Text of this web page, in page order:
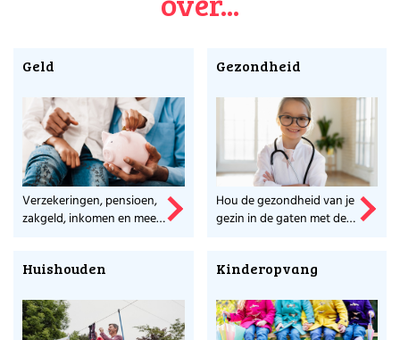
Geld
Verzekeringen, pensioen,
zakgeld, inkomen en meer
Gezondheid
Hou de gezondheid van je
gezin in de gaten met deze
Huishouden Kinderopvang